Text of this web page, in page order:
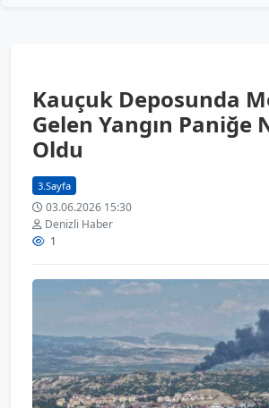
Kauçuk Deposunda
Gelen Yangın Paniğe
Oldu
3.Sayfa
03.06.2026 15:30
Denizli Haber
1